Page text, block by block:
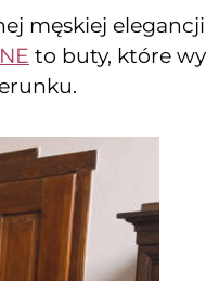
męskiej
to buty, które